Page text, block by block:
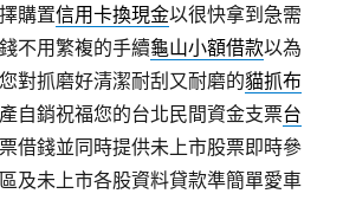
購置信用卡換現金以很快拿到急需
不用繁複的手續龜山小額借款以為
對抓磨好清潔耐刮又耐磨的貓抓布
自銷祝福您的台北民間資金支票台
借錢並同時提供未上市股票即時參
及未上市各股資料貸款準簡單愛車